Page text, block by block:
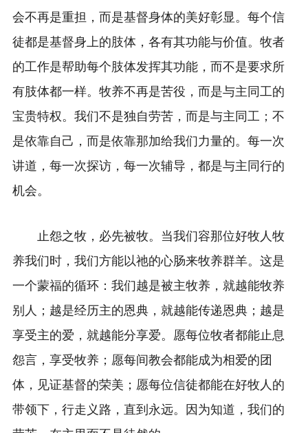
会不再是重担，而是基督身体的美好彰显。每个信
徒都是基督身上的肢体，各有其功能与价值。牧者
的工作是帮助每个肢体发挥其功能，而不是要求所
有肢体都一样。牧养不再是苦役，而是与主同工的
宝贵特权。我们不是独自劳苦，而是与主同工；不
是依靠自己，而是依靠那加给我们力量的。每一次
讲道，每一次探访，每一次辅导，都是与主同行的
机会。
止怨之牧，必先被牧。当我们容那位好牧人牧
养我们时，我们方能以祂的心肠来牧养群羊。这是
一个蒙福的循环：我们越是被主牧养，就越能牧养
别人；越是经历主的恩典，就越能传递恩典；越是
享受主的爱，就越能分享爱。愿每位牧者都能止息
怨言，享受牧养；愿每间教会都能成为相爱的团
体，见证基督的荣美；愿每位信徒都能在好牧人的
带领下，行走义路，直到永远。因为知道，我们的